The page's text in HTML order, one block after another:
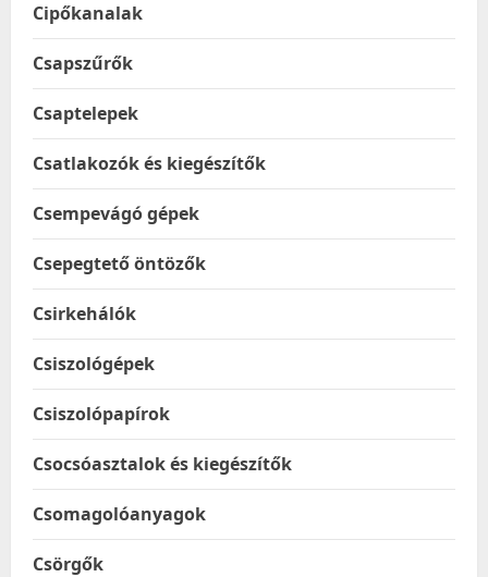
Cipőkanalak
Csapszűrők
Csaptelepek
Csatlakozók és kiegészítők
Csempevágó gépek
Csepegtető öntözők
Csirkehálók
Csiszológépek
Csiszolópapírok
Csocsóasztalok és kiegészítők
Csomagolóanyagok
Csörgők